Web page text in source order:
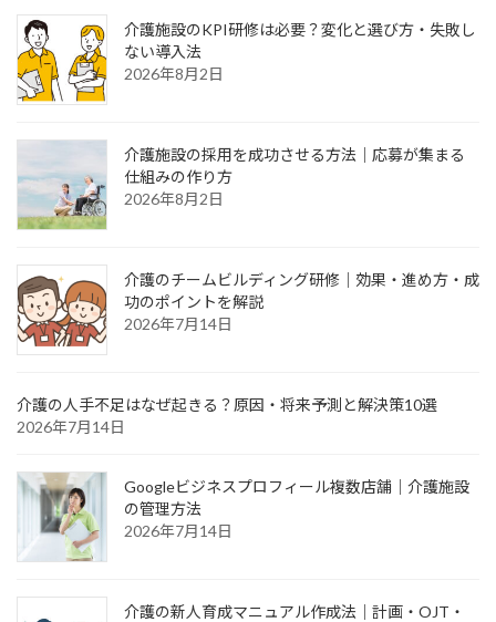
介護施設のKPI研修は必要？変化と選び方・失敗し
ない導入法
2026年8月2日
介護施設の採用を成功させる方法｜応募が集まる
仕組みの作り方
2026年8月2日
介護のチームビルディング研修｜効果・進め方・成
功のポイントを解説
2026年7月14日
介護の人手不足はなぜ起きる？原因・将来予測と解決策10選
2026年7月14日
Googleビジネスプロフィール複数店舗｜介護施設
の管理方法
2026年7月14日
介護の新人育成マニュアル作成法｜計画・OJT・